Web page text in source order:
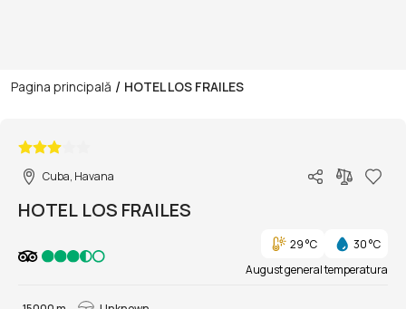
Pagina principală / HOTEL LOS FRAILES
Cuba, Havana
HOTEL LOS FRAILES
29 °C
30 °C
August general temperatura